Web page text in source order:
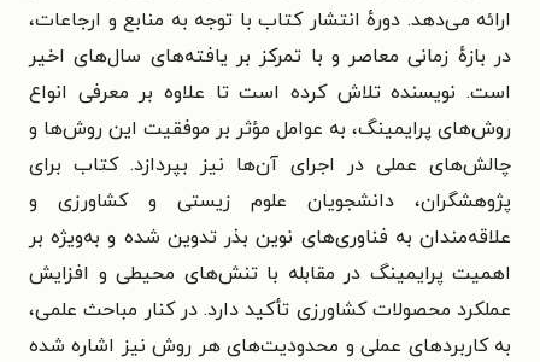
ارائه می‌دهد. دورهٔ انتشار کتاب با توجه به منابع و ارجاعات،
در بازهٔ زمانی معاصر و با تمرکز بر یافته‌های سال‌های اخیر
است. نویسنده تلاش کرده است تا علاوه بر معرفی انواع
روش‌های پرایمینگ، به عوامل مؤثر بر موفقیت این روش‌ها و
چالش‌های عملی در اجرای آن‌ها نیز بپردازد. کتاب برای
پژوهشگران، دانشجویان علوم زیستی و کشاورزی و
علاقه‌مندان به فناوری‌های نوین بذر تدوین شده و به‌ویژه بر
اهمیت پرایمینگ در مقابله با تنش‌های محیطی و افزایش
عملکرد محصولات کشاورزی تأکید دارد. در کنار مباحث علمی،
به کاربردهای عملی و محدودیت‌های هر روش نیز اشاره شده